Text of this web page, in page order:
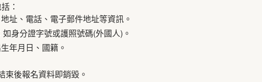
：
址、電話、電子郵件地址等資訊。
身分證字號或護照號碼(外國人)。
年月日、國籍。
束後報名資料即銷毀。